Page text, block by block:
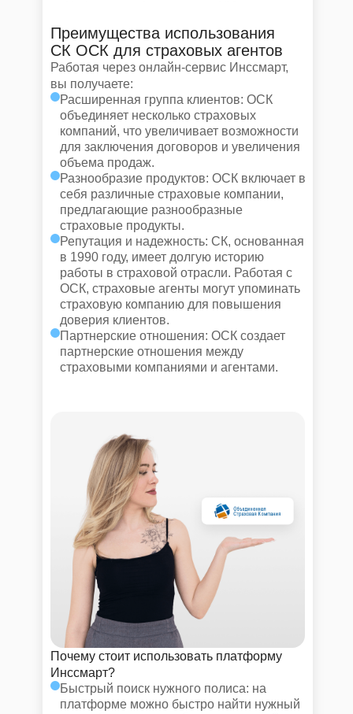
Преимущества использования
СК ОСК для страховых агентов
Работая через онлайн-сервис Инссмарт,
вы получаете:
Расширенная группа клиентов: ОСК
объединяет несколько страховых
компаний, что увеличивает возможности
для заключения договоров и увеличения
объема продаж.
Разнообразие продуктов: ОСК включает в
себя различные страховые компании,
предлагающие разнообразные
страховые продукты.
Репутация и надежность: СК, основанная
в 1990 году, имеет долгую историю
работы в страховой отрасли. Работая с
ОСК, страховые агенты могут упоминать
страховую компанию для повышения
доверия клиентов.
Партнерские отношения: ОСК создает
партнерские отношения между
страховыми компаниями и агентами.
Почему стоит использовать платформу
Инссмарт?
Быстрый поиск нужного полиса: на
платформе можно быстро найти нужный